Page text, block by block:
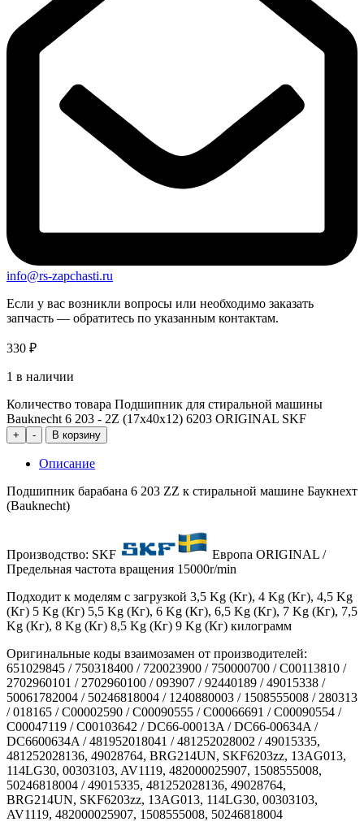
info@rs-zapchasti.ru
Если у вас возникли вопросы или необходимо заказать
запчасть — обратитесь по указанным контактам.
330 ₽
1 в наличии
Количество товара Подшипник для стиральной машины
Bauknecht 6 203 - 2Z (17х40х12) 6203 ORIGINAL SKF
+ - В корзину
Описание
Подшипник барабана 6 203 ZZ к стиральной машине Баукнехт
(Bauknecht)
Производство: SKF
Европа ORIGINAL /
Предельная частота вращения 15000r/min
Подходит к моделям с загрузкой 3,5 Kg (Кг), 4 Kg (Кг), 4,5 Kg
(Кг) 5 Kg (Кг) 5,5 Kg (Кг), 6 Kg (Кг), 6,5 Kg (Кг), 7 Kg (Кг), 7,5
Kg (Кг), 8 Kg (Кг) 8,5 Kg (Кг) 9 Kg (Кг) килограмм
Оригинальные коды взаимозамен от производителей:
651029845 / 750318400 / 720023900 / 750000700 / C00113810 /
2702960101 / 2702960100 / 093907 / 92440189 / 49015338 /
50061782004 / 50246818004 / 1240880003 / 1508555008 / 280313
/ 018165 / C00002590 / C00090555 / C00066691 / C00090554 /
C00047119 / C00103642 / DC66-00013A / DC66-00634A /
DC6600634A / 481952018041 / 481252028002 / 49015335,
481252028136, 49028764, BRG214UN, SKF6203zz, 13AG013,
114LG30, 00303103, AV1119, 482000025907, 1508555008,
50246818004 / 49015335, 481252028136, 49028764,
BRG214UN, SKF6203zz, 13AG013, 114LG30, 00303103,
AV1119, 482000025907, 1508555008, 50246818004